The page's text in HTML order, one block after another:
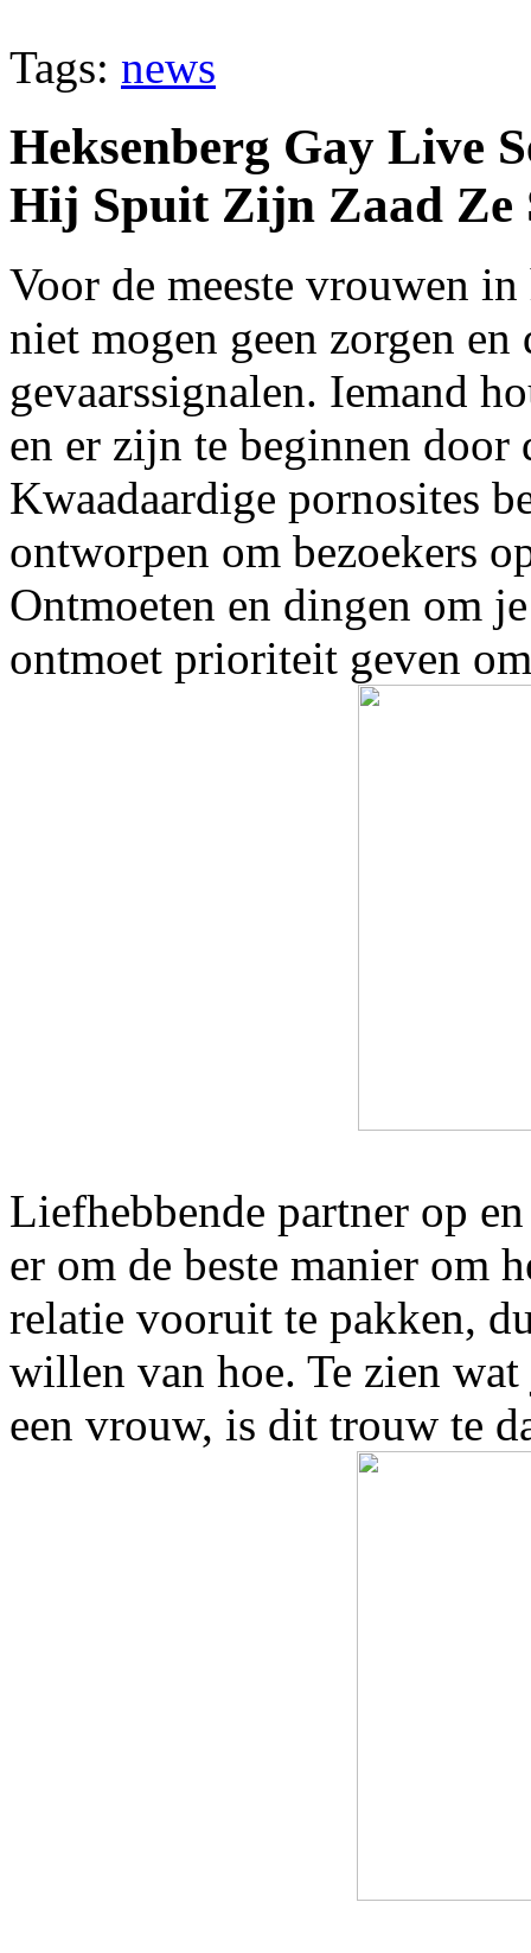
Tags: news
Heksenberg Gay Live
Hij Spuit Zijn Zaad Ze
Voor de meeste vrouwen
niet mogen geen zorgen
gevaarssignalen. Iemand
en er zijn te beginnen door
Kwaadaardige pornosites
ontworpen om bezoekers
Ontmoeten en dingen om
ontmoet prioriteit geven
Liefhebbende partner op
er om de beste manier om
relatie vooruit te pakken,
willen van hoe. Te zien
een vrouw, is dit trouw te